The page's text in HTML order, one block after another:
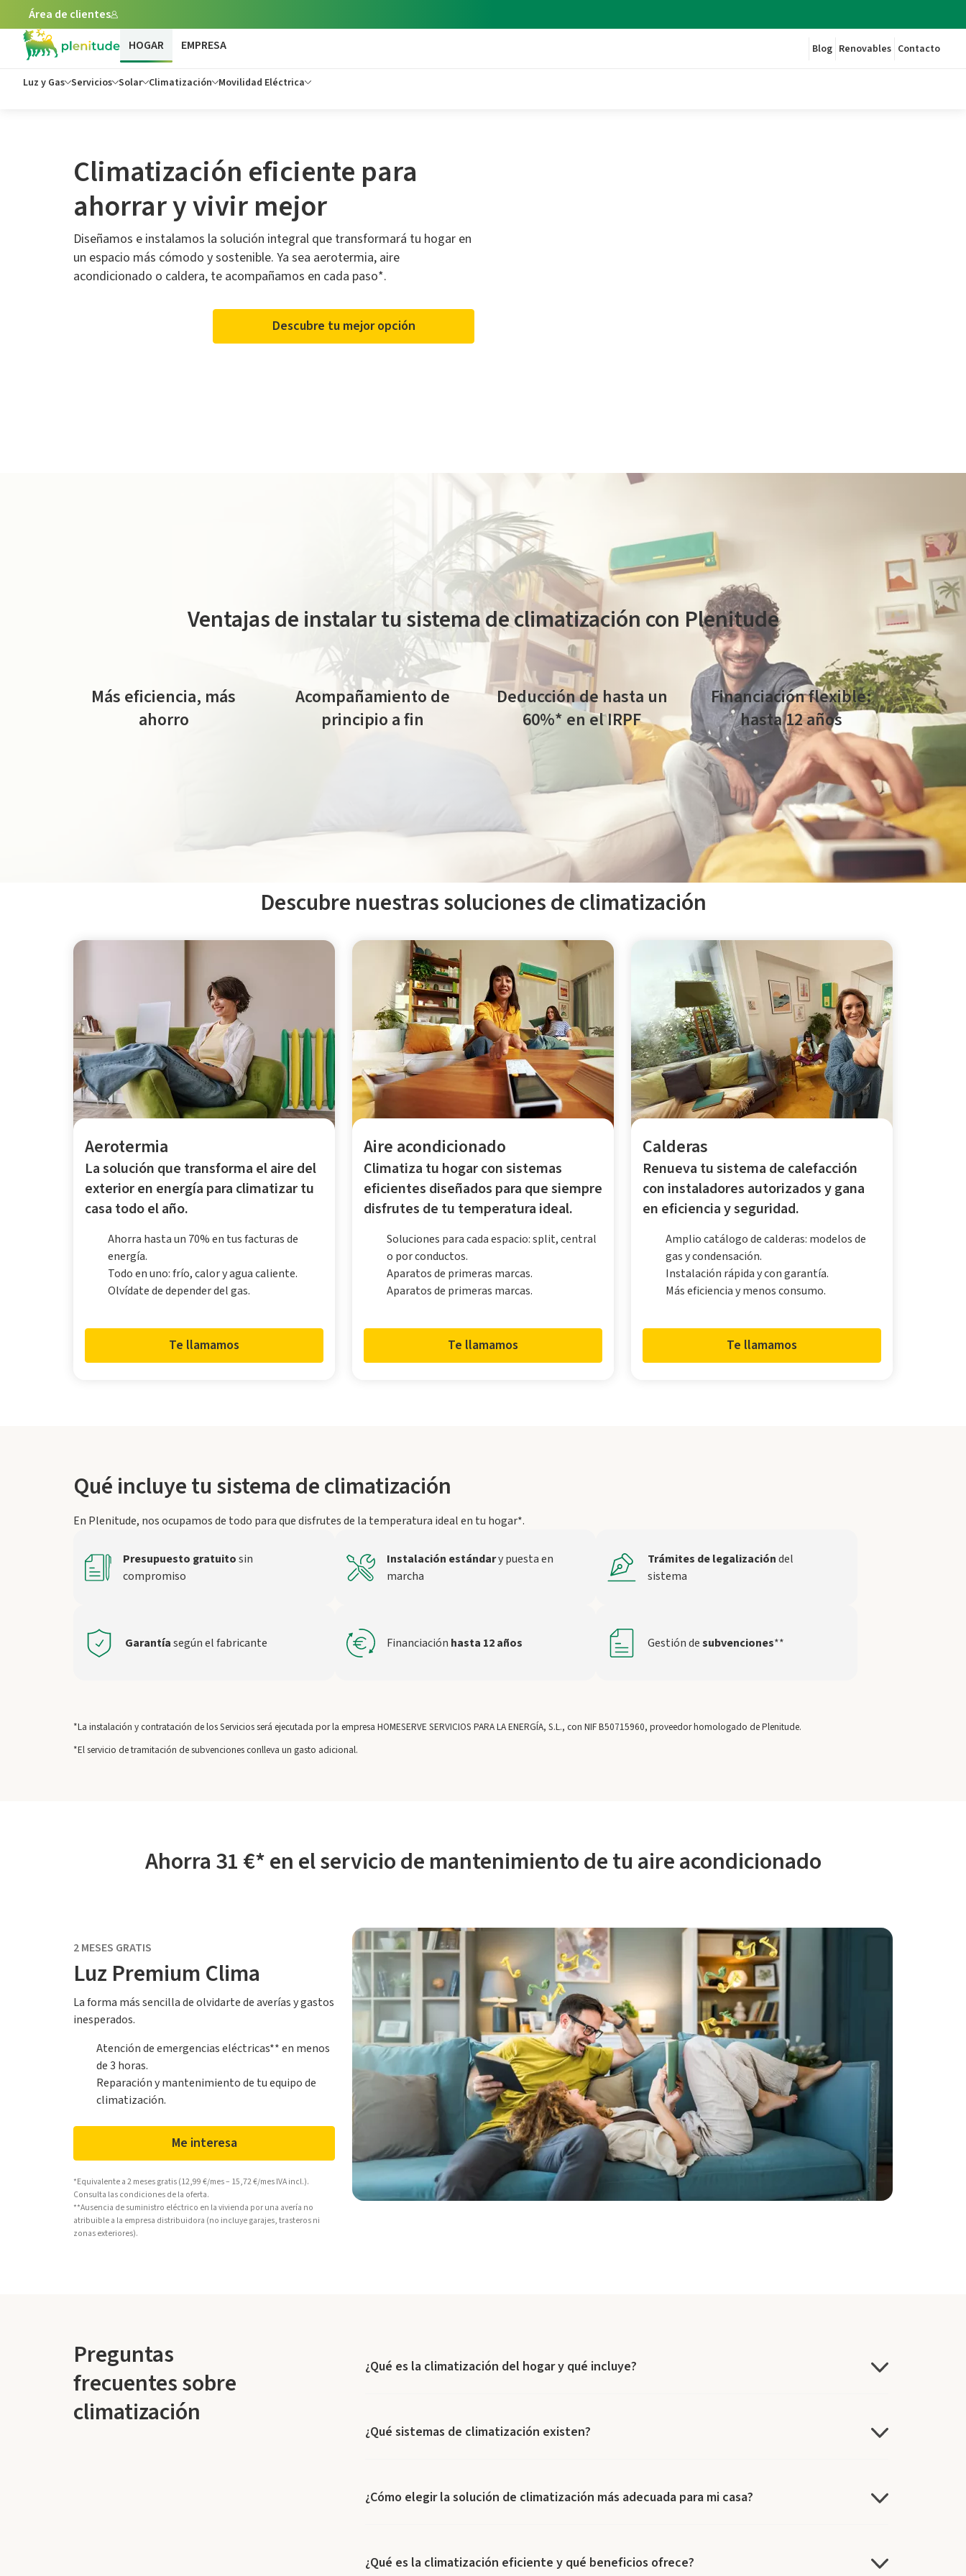
Área de clientes
HOGAR
Luz y Gas Servicios Solar Climatización Movilidad Eléctrica
EMPRESA Blog Renovables Contacto
Climatización eficiente para
ahorrar y vivir mejor
Diseñamos e instalamos la solución integral que transformará tu hogar en
un espacio más cómodo y sostenible. Ya sea aerotermia, aire
acondicionado o caldera, te acompañamos en cada paso*.
Descubre tu mejor opción
*La instalación y contratación de los Servicios será ejecutada por la empresa HOMESERVE SERVICIOS PARA LA ENERGÍA, S.L., con NIF B50715960, proveedor homologado de Plenitude.
Ventajas de instalar tu sistema de climatización con Plenitude
Más eficiencia, más
ahorro
Acompañamiento de
principio a fin
Deducción de hasta un
60%* en el IRPF
Gestionamos tu certificado de
Financiación flexible:
hasta 12 años
Instala ahora y paga en cuotas
adaptadas a tu proyecto.
*Deducción aplicable a los sistemas de aerotermia. El servicio de tramitación de subvenciones conlleva un gasto adicional.
Descubre nuestras soluciones de climatización
Aerotermia
La solución que transforma el aire del
exterior en energía para climatizar tu
casa todo el año.
Ahorra hasta un 70% en tus facturas de
energía.
Todo en uno: frío, calor y agua caliente.
Olvídate de depender del gas.
Te llamamos
Aire acondicionado
Climatiza tu hogar con sistemas
eficientes diseñados para que siempre
disfrutes de tu temperatura ideal.
Soluciones para cada espacio: split, central
o por conductos.
Aparatos de primeras marcas.
Aparatos de primeras marcas.
Te llamamos
Calderas
Renueva tu sistema de calefacción
con instaladores autorizados y gana
en eficiencia y seguridad.
Amplio catálogo de calderas: modelos de
gas y condensación.
Instalación rápida y con garantía.
Más eficiencia y menos consumo.
Te llamamos
Qué incluye tu sistema de climatización
En Plenitude, nos ocupamos de todo para que disfrutes de la temperatura ideal en tu hogar*.
Presupuesto gratuitosin
compromiso
Instalación estándary puesta en
marcha
Trámites de legalizacióndel
sistema
Garantíasegún el fabricante Financiación hasta 12 años Gestión desubvenciones**
*La instalación y contratación de los Servicios será ejecutada por la empresa HOMESERVE SERVICIOS PARA LA ENERGÍA, S.L., con NIF B50715960, proveedor homologado de Plenitude.
*El servicio de tramitación de subvenciones conlleva un gasto adicional.
Ahorra 31 €* en el servicio de mantenimiento de tu aire acondicionado
2 MESES GRATIS
Luz Premium Clima
La forma más sencilla de olvidarte de averías y gastos
inesperados.
Atención de emergencias eléctricas** en menos
de 3 horas.
Reparación y mantenimiento de tu equipo de
climatización.
Me interesa
*Equivalente a 2 meses gratis (12,99 €/mes – 15,72 €/mes IVA incl.).
Consulta las condiciones de la oferta.
**Ausencia de suministro eléctrico en la vivienda por una avería no
atribuible a la empresa distribuidora (no incluye garajes, trasteros ni
zonas exteriores).
Preguntas
frecuentes sobre
climatización
¿Qué es la climatización del hogar y qué incluye?
¿Qué sistemas de climatización existen?
¿Cómo elegir la solución de climatización más adecuada para mi casa?
¿Qué es la climatización eficiente y qué beneficios ofrece?